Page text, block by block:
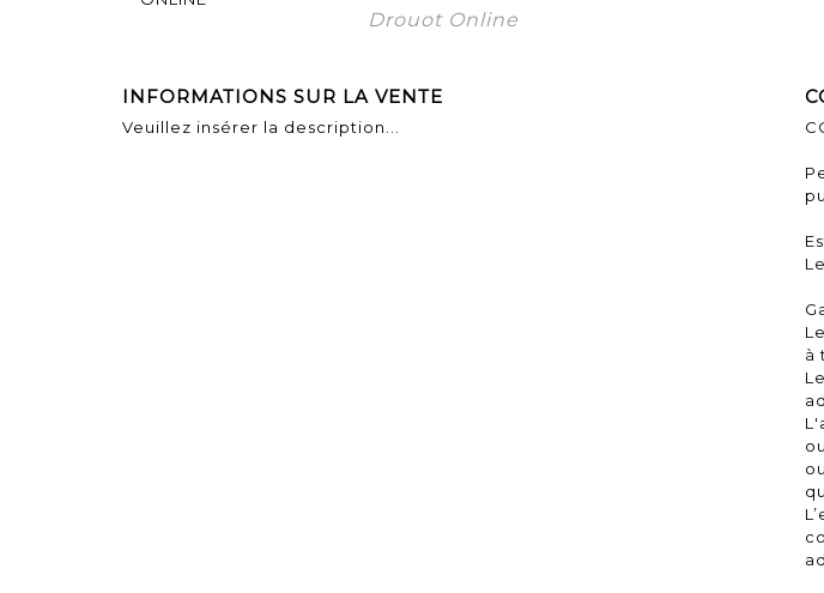
Drouot Online
INFORMATIONS SUR LA VENTE
Veuillez insérer la description...
à